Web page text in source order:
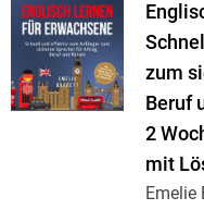
zum
Beruf
2
mit
Emelie